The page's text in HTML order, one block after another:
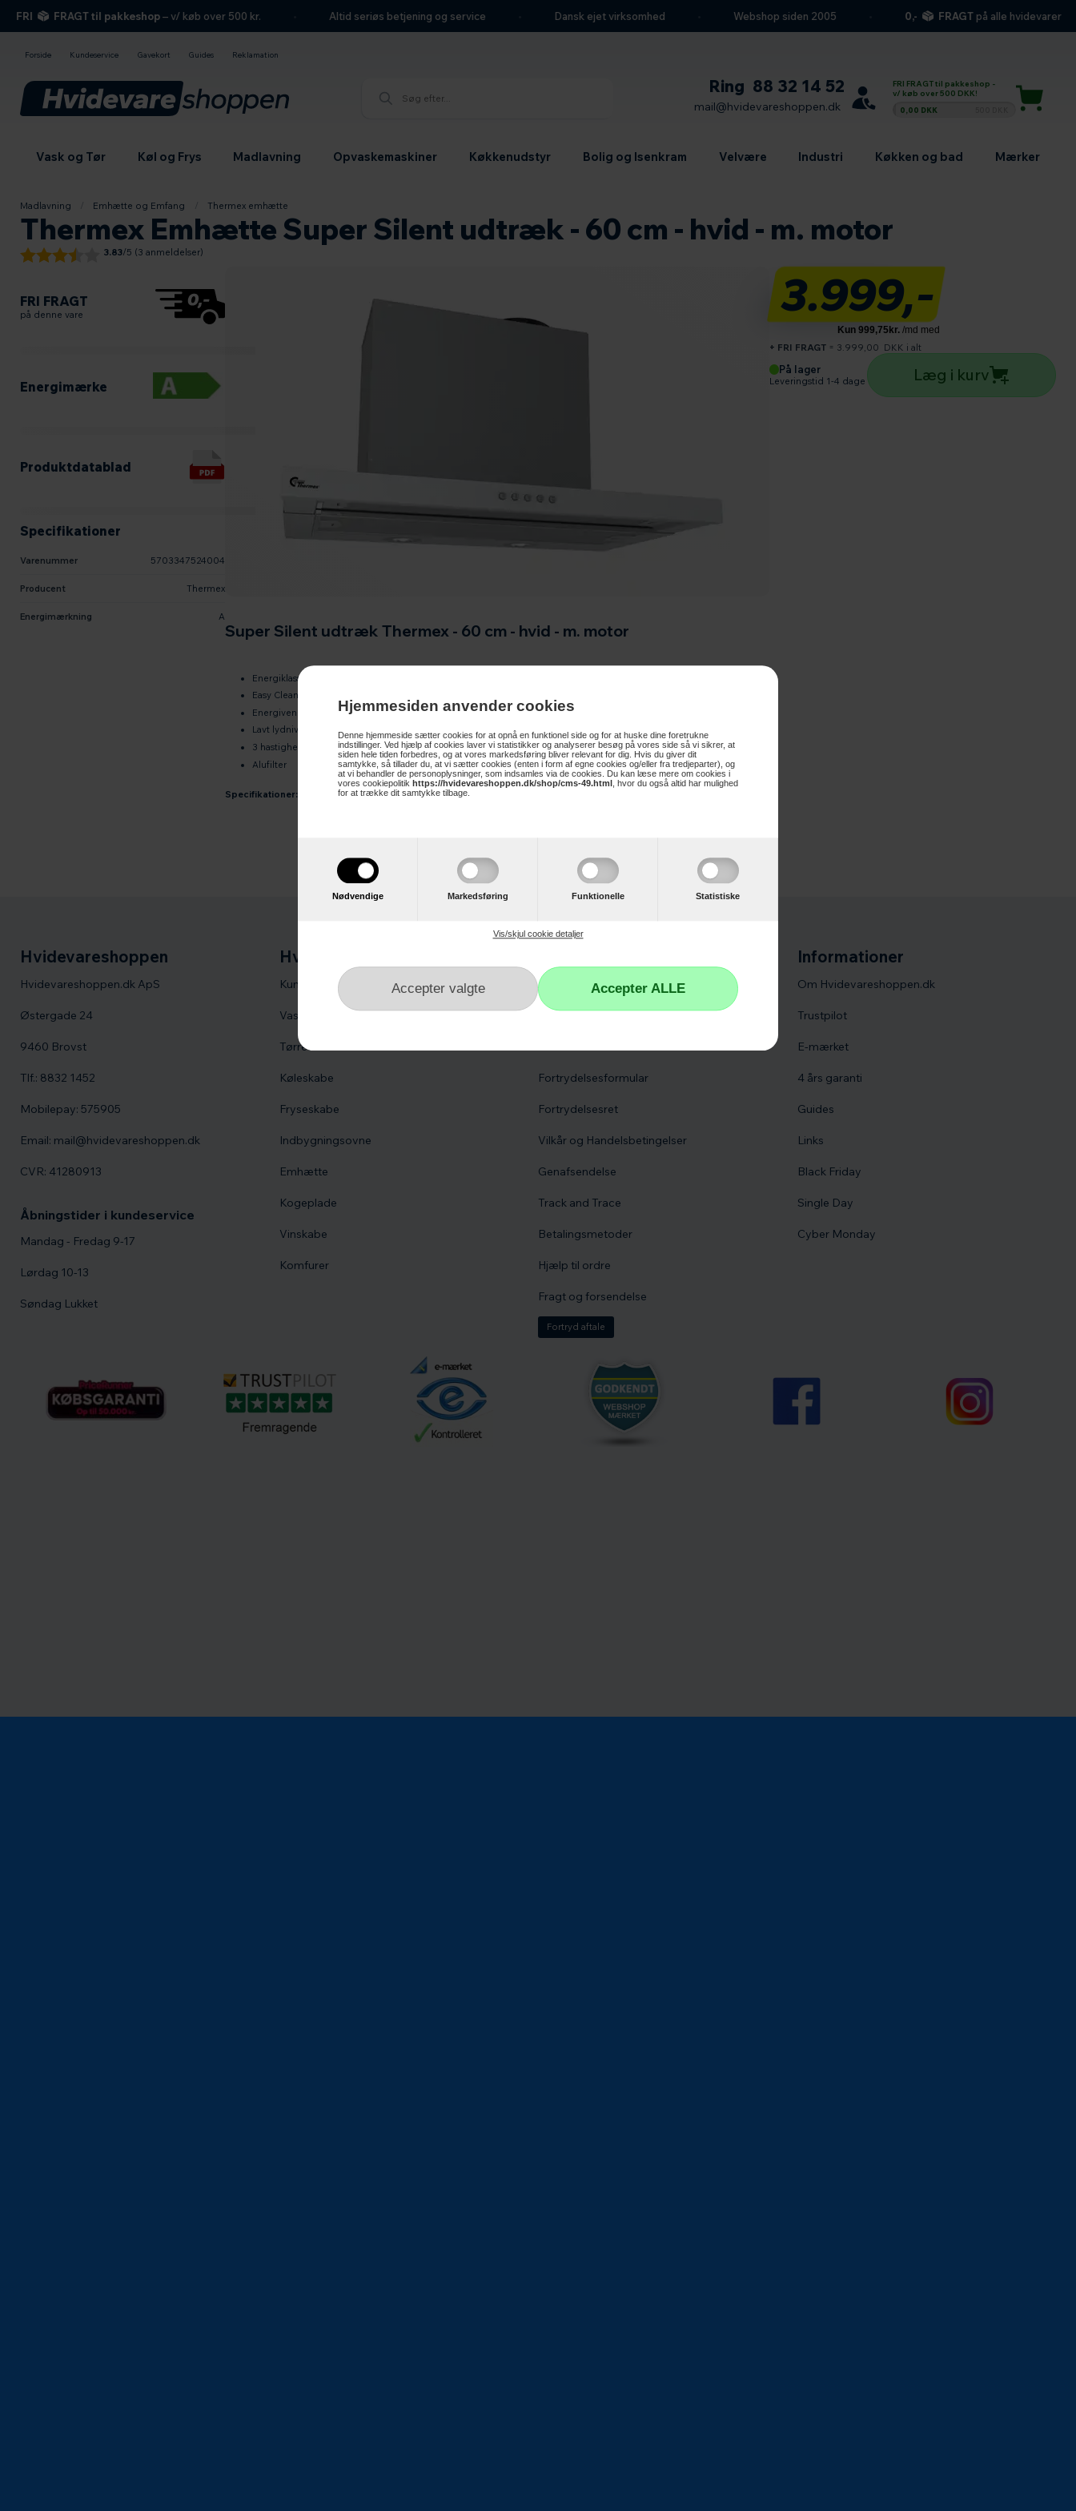
Hjemmesiden anvender cookies
Denne hjemmeside sætter cookies for at opnå en funktionel side og for at huske dine foretrukne
indstillinger. Ved hjælp af cookies laver vi statistikker og analyserer besøg på vores side så vi sikrer, at
siden hele tiden forbedres, og at vores markedsføring bliver relevant for dig. Hvis du giver dit
samtykke, så tillader du, at vi sætter cookies (enten i form af egne cookies og/eller fra tredjeparter), og
at vi behandler de personoplysninger, som indsamles via de cookies. Du kan læse mere om cookies i
vores cookiepolitik https://hvidevareshoppen.dk/shop/cms-49.html , hvor du også altid har mulighed
for at trække dit samtykke tilbage.
Nødvendige Markedsføring Funktionelle Statistiske
Vis/skjul cookie detaljer
FRI FRAGT til pakkeshop– v/ køb over 500 kr. Altid seriøs betjening og service Dansk ejet virksomhed Webshop siden 2005 0,- FRAGTpå alle hvidevarer
Forside Kundeservice Gavekort Guides Reklamation
Ring 88 32 14 52
mail@hvidevareshoppen.dk
FRI FRAGT til pakkeshop -
v/ køb over 500 DKK!
0,00 DKK
Vask og Tør Køl og Frys Madlavning Opvaskemaskiner Køkkenudstyr Bolig og Isenkram Velvære Industri Køkken og bad Mærker
Madlavning Emhætte og Emfang Thermex emhætte
Thermex Emhætte Super Silent udtræk - 60 cm - hvid - m. motor
3.83/5 (3 anmeldelser)
FRI FRAGT
på denne vare
Energimærke
Produktdatablad
Specifikationer
Varenummer 5703347524004
Producent Thermex
Energimærkning A
Super Silent udtræk Thermex - 60 cm - hvid - m. motor
Energiklasse A
Easy Clean
Energivenlig LED
Lavt lydniveau
3 hastigheder
Alufilter
Specifikationer:
3.999,-
+ FRI FRAGT= 3.999,00 DKK i alt
På lager
Leveringstid 1-4 dage
Antal produkter
Læg i kurv
Hvidevareshoppen
Hvidevareshoppen.dk ApS
Østergade 24
9460 Brovst
Tlf.: 8832 1452
Mobilepay: 575905
Email: mail@hvidevareshoppen.dk
CVR: 41280913
Åbningstider i kundeservice
Mandag - Fredag 9-17
Lørdag 10-13
Søndag Lukket
Hvidevarer
Kummefrysere
Vaskemaskine
Tørretumbler
Køleskabe
Fryseskabe
Indbygningsovne
Emhætte
Kogeplade
Vinskabe
Komfurer
Kontakt os
Reklamation
Fortrydelsesformular
Fortrydelsesret
Vilkår og Handelsbetingelser
Genafsendelse
Track and Trace
Betalingsmetoder
Hjælp til ordre
Fragt og forsendelse
Fortryd aftale
Informationer
Om Hvidevareshoppen.dk
Trustpilot
E-mærket
4 års garanti
Guides
Links
Black Friday
Single Day
Cyber Monday